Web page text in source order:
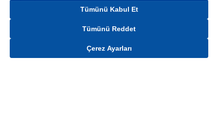
Gelince Haber Ver
Tümünü Kabul Et
Tümünü Reddet
Çerez Ayarları